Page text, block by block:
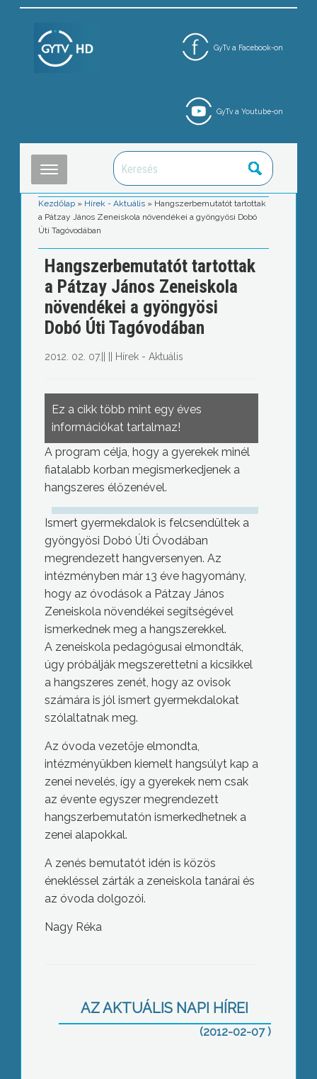
GyTv a Facebook-on
GyTv a Youtube-on
Kezdőlap » Hírek - Aktuális » Hangszerbemutatót tartottak
a Pátzay János Zeneiskola növendékei a gyöngyösi Dobó
Úti Tagóvodában
Hangszerbemutatót tartottak
a Pátzay János Zeneiskola
növendékei a gyöngyösi
Dobó Úti Tagóvodában
2012. 02. 07. Hírek - Aktuális
Ez a cikk több mint egy éves
információkat tartalmaz!
A program célja, hogy a gyerekek minél
fiatalabb korban megismerkedjenek a
hangszeres élőzenével.
Ismert gyermekdalok is felcsendültek a
gyöngyösi Dobó Úti Óvodában
megrendezett hangversenyen. Az
intézményben már 13 éve hagyomány,
hogy az óvodások a Pátzay János
Zeneiskola növendékei segítségével
ismerkednek meg a hangszerekkel.
A zeneiskola pedagógusai elmondták,
úgy próbálják megszerettetni a kicsikkel
a hangszeres zenét, hogy az ovisok
számára is jól ismert gyermekdalokat
szólaltatnak meg.
Az óvoda vezetője elmondta,
intézményükben kiemelt hangsúlyt kap a
zenei nevelés, így a gyerekek nem csak
az évente egyszer megrendezett
hangszerbemutatón ismerkedhetnek a
zenei alapokkal.
A zenés bemutatót idén is közös
énekléssel zárták a zeneiskola tanárai és
az óvoda dolgozói.
Nagy Réka
AZ AKTUÁLIS NAPI HÍREI
(2012-02-07 )